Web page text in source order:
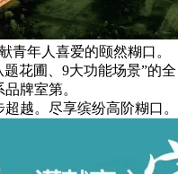
青年人喜爱的颐然糊口。
花圃、9大功能场景”的全
牌室第。
越。尽享缤纷高阶糊口。